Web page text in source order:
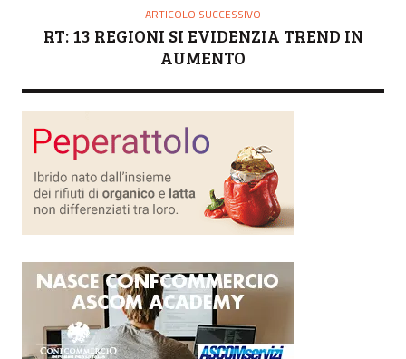
ARTICOLO SUCCESSIVO
RT: 13 REGIONI SI EVIDENZIA TREND IN
AUMENTO